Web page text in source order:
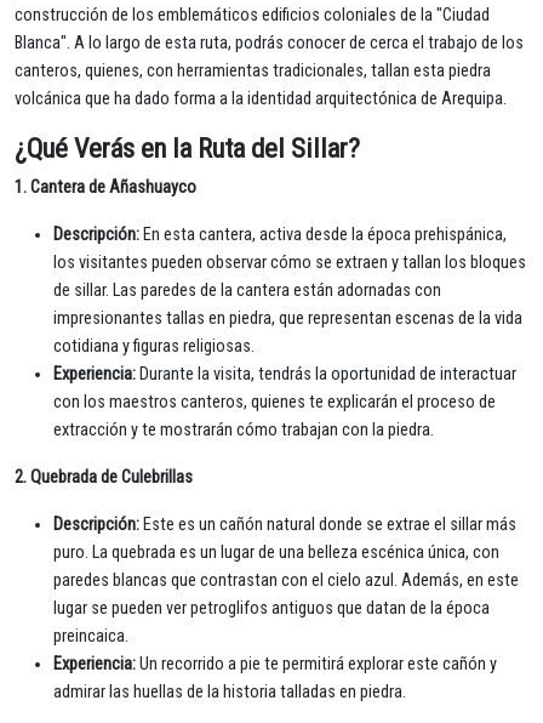
construcción de los emblemáticos edificios coloniales de la "Ciudad
Blanca". A lo largo de esta ruta, podrás conocer de cerca el trabajo de los
canteros, quienes, con herramientas tradicionales, tallan esta piedra
volcánica que ha dado forma a la identidad arquitectónica de Arequipa.
¿Qué Verás en la Ruta del Sillar?
1. Cantera de Añashuayco
Descripción: En esta cantera, activa desde la época prehispánica,
los visitantes pueden observar cómo se extraen y tallan los bloques
de sillar. Las paredes de la cantera están adornadas con
impresionantes tallas en piedra, que representan escenas de la vida
cotidiana y figuras religiosas.
Experiencia: Durante la visita, tendrás la oportunidad de interactuar
con los maestros canteros, quienes te explicarán el proceso de
extracción y te mostrarán cómo trabajan con la piedra.
2. Quebrada de Culebrillas
Descripción: Este es un cañón natural donde se extrae el sillar más
puro. La quebrada es un lugar de una belleza escénica única, con
paredes blancas que contrastan con el cielo azul. Además, en este
lugar se pueden ver petroglifos antiguos que datan de la época
preincaica.
Experiencia:Un recorrido a pie te permitirá explorar este cañón y
admirar las huellas de la historia talladas en piedra.